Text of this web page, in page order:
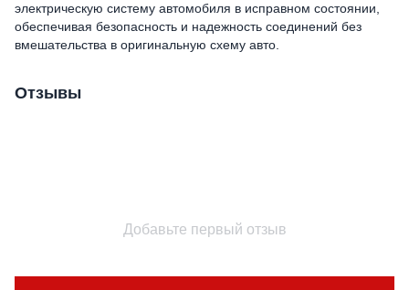
электрическую систему автомобиля в исправном состоянии,
обеспечивая безопасность и надежность соединений без
вмешательства в оригинальную схему авто.
Отзывы
Добавьте первый отзыв